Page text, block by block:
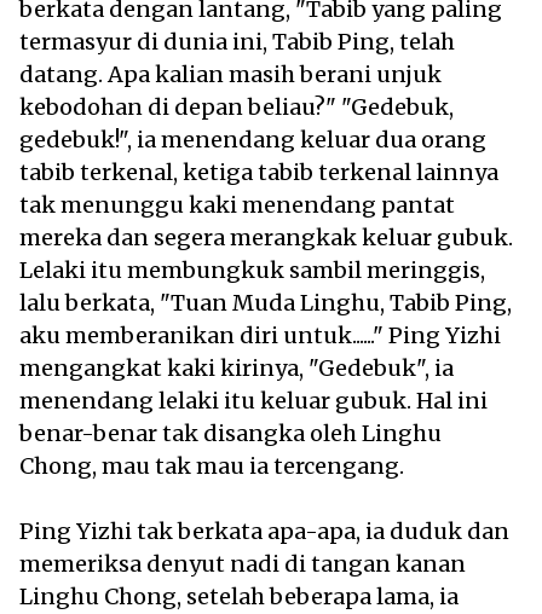
berkata dengan lantang, "Tabib yang paling
termasyur di dunia ini, Tabib Ping, telah
datang. Apa kalian masih berani unjuk
kebodohan di depan beliau?" "Gedebuk,
gedebuk!", ia menendang keluar dua orang
tabib terkenal, ketiga tabib terkenal lainnya
tak menunggu kaki menendang pantat
mereka dan segera merangkak keluar gubuk.
Lelaki itu membungkuk sambil meringgis,
lalu berkata, "Tuan Muda Linghu, Tabib Ping,
aku memberanikan diri untuk......" Ping Yizhi
mengangkat kaki kirinya, "Gedebuk", ia
menendang lelaki itu keluar gubuk. Hal ini
benar-benar tak disangka oleh Linghu
Chong, mau tak mau ia tercengang.
Ping Yizhi tak berkata apa-apa, ia duduk dan
memeriksa denyut nadi di tangan kanan
Linghu Chong, setelah beberapa lama, ia